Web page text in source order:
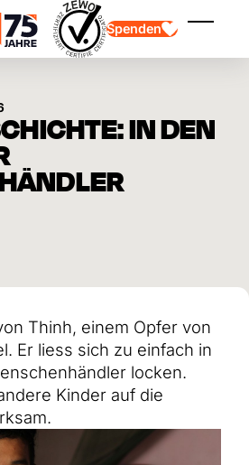
Spenden
IN DEN
Thinh, einem Opfer von
Er liess sich zu einfach in
locken.
Kinder auf die